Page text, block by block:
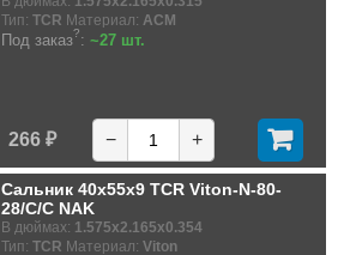
Тип: TCR Материал: ACM
Под заказ?: ~27 шт.
266 ₽ − +
Сальник 40x55x9 TCR Viton-N-80-
28/C/C NAK
В дюймах: 1.575x2.165x0.354
Тип: TCR Материал: Viton